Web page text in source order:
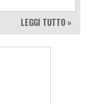
LEGGI TUTTO »